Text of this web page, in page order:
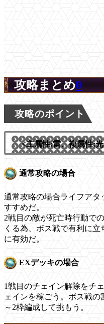
攻略まとめ0
攻略のポイント
<主属性:雷、複属性:
通常攻略の場合
通常攻略の場合ライフアタ
すすめだ。
2戦目の敵が死亡時行動で
くる為、ボス戦で有利に
に有効だ。
EXデッキの場合
1戦目のチェイン解除をチ
ェインを稼ごう。ボス戦
～2枠編成して挑もう。